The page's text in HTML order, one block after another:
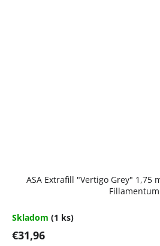
ASA Extrafill "Vertigo Grey" 1,75
Fillamentum
Skladom (1 ks)
€31,96